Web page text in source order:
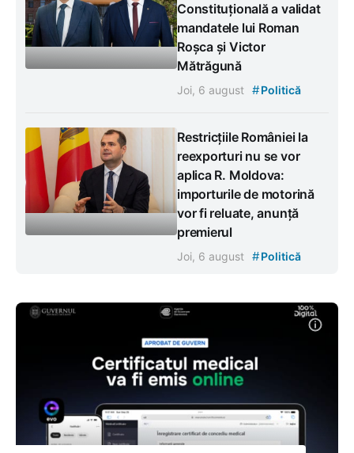
Constituțională a validat
mandatele lui Roman
Roșca și Victor
Mătrăgună
Joi, 6 august #Politică
Restricțiile României la
reexporturi nu se vor
aplica R. Moldova:
importurile de motorină
vor fi reluate, anunță
premierul
Joi, 6 august #Politică